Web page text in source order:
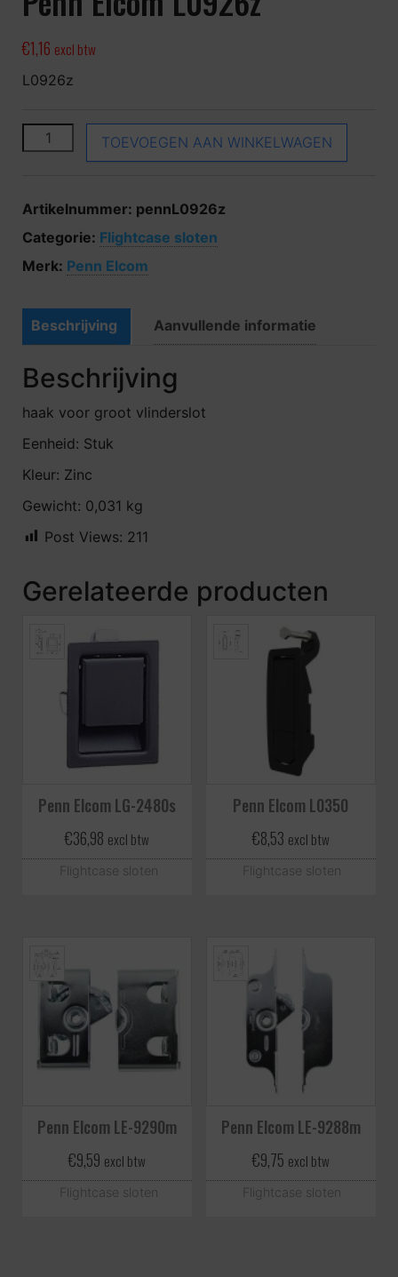
€1,16 excl btw
L0926z
Penn Elcom L0926z aantal
TOEVOEGEN AAN WINKELWAGEN
Artikelnummer: pennL0926z
Categorie: Flightcase sloten
Merk: Penn Elcom
Beschrijving Aanvullende informatie
Beschrijving
haak voor groot vlinderslot
Eenheid: Stuk
Kleur: Zinc
Gewicht: 0,031 kg
Post Views: 211
Gerelateerde producten
Penn Elcom LG-2480s
€36,98 excl btw
Flightcase sloten
Penn Elcom L0350
€8,53 excl btw
Flightcase sloten
Penn Elcom LE-9290m
€9,59 excl btw
Flightcase sloten
Penn Elcom LE-9288m
€9,75 excl btw
Flightcase sloten